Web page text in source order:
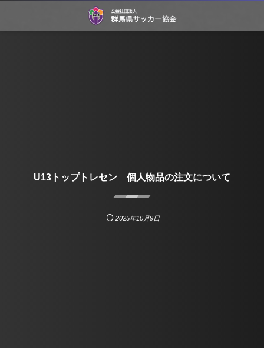
U13トップトレセン 個人物品の注文について
2025年10月9日